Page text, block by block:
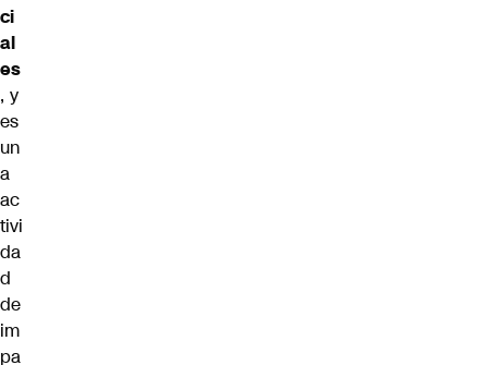
ci
al
es
, y
es
un
a
ac
tivi
da
d
de
im
pa